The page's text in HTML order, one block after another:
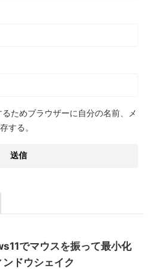
ためブラウザーに自分の名前、メ
する。
でマウスを振って最小化
ドウシェイク